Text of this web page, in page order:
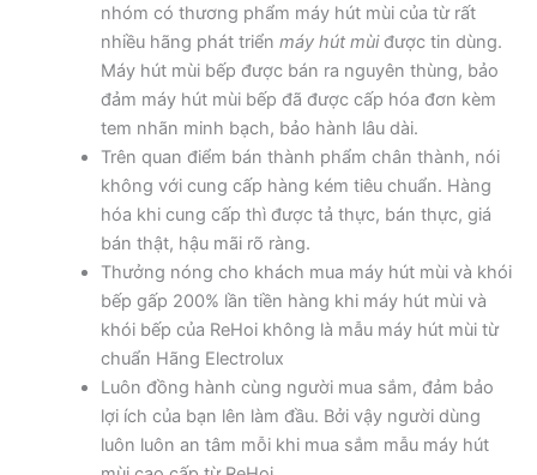
nhóm có thương phẩm máy hút mùi của từ rất
nhiều hãng phát triển máy hút mùiđược tin dùng.
Máy hút mùi bếp được bán ra nguyên thùng, bảo
đảm máy hút mùi bếp đã được cấp hóa đơn kèm
tem nhãn minh bạch, bảo hành lâu dài.
Trên quan điểm bán thành phẩm chân thành, nói
không với cung cấp hàng kém tiêu chuẩn. Hàng
hóa khi cung cấp thì được tả thực, bán thực, giá
bán thật, hậu mãi rõ ràng.
Thưởng nóng cho khách mua máy hút mùi và khói
bếp gấp 200% lần tiền hàng khi máy hút mùi và
khói bếp của ReHoi không là mẫu máy hút mùi từ
chuẩn Hãng Electrolux
Luôn đồng hành cùng người mua sắm, đảm bảo
lợi ích của bạn lên làm đầu. Bởi vậy người dùng
luôn luôn an tâm mỗi khi mua sắm mẫu máy hút